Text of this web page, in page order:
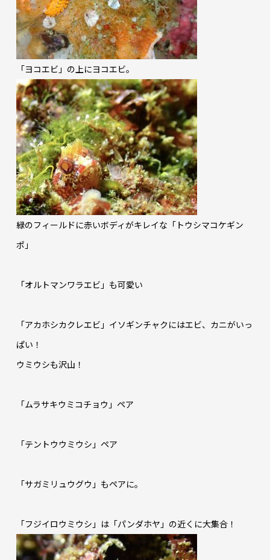
「ヨコエビ」の上にヨコエビ。
緑のフィールドに赤いボディがキレイな「トウシマコケギン
ポ」
「オルトマンワラエビ」も可愛い
「アカホシカクレエビ」イソギンチャクにはエビ、カニがいっ
ぱい！
ウミウシも沢山！
「ムラサキウミコチョウ」ペア
「テントウウミウシ」ペア
「サガミリュウグウ」もペアに。
「フジイロウミウシ」は「パンダホヤ」の近くに大集合！